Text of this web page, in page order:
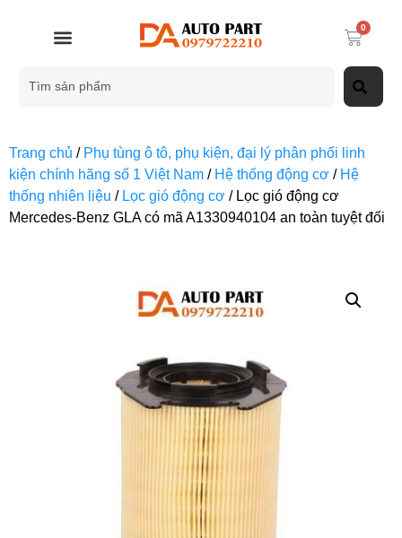
0
Trang chủ / Phụ tùng ô tô, phụ kiện, đại lý phân phối linh
kiện chính hãng số 1 Việt Nam / Hệ thống động cơ / Hệ
thống nhiên liệu / Lọc gió động cơ / Lọc gió động cơ
Mercedes-Benz GLA có mã A1330940104 an toàn tuyệt đối